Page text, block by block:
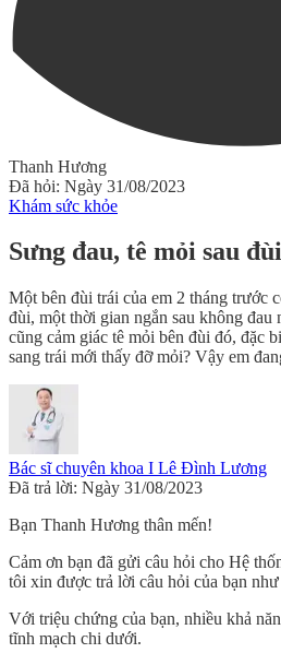
Thanh Hương
Đã hỏi: Ngày 31/08/2023
Khám sức khỏe
Sưng đau, tê mỏi sau
Một bên đùi trái của em 2 tháng trước
đùi, một thời gian ngắn sau không đau
cũng cảm giác tê mỏi bên đùi đó, đặc
sang trái mới thấy đỡ mỏi? Vậy em
Bác sĩ chuyên khoa I Lê Đình Lương
Đã trả lời: Ngày 31/08/2023
Bạn Thanh Hương thân mến!
Cảm ơn bạn đã gửi câu hỏi cho Hệ
tôi xin được trả lời câu hỏi của bạn như
Với triệu chứng của bạn, nhiều khả
tĩnh mạch chi dưới.